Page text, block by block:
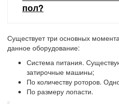
пол?
Существует три основных
данное оборудование:
Система питания.
затирочные машины;
По количеству роторов.
По размеру лопасти.